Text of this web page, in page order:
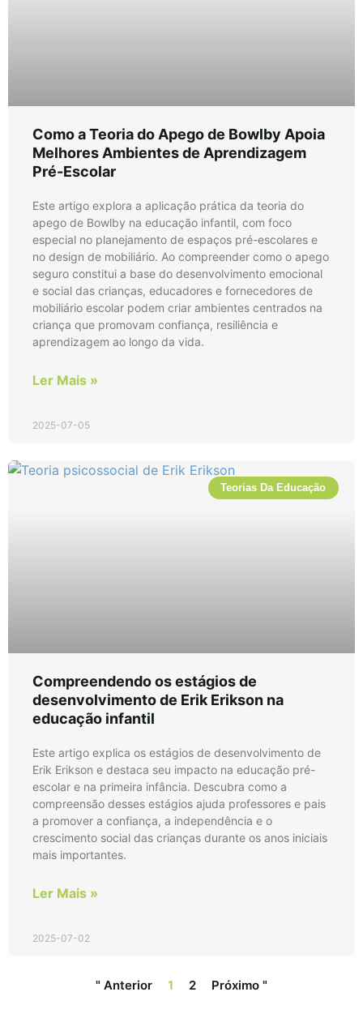
Como a Teoria do Apego de Bowlby Apoia
Melhores Ambientes de Aprendizagem
Pré-Escolar
Este artigo explora a aplicação prática da teoria do
apego de Bowlby na educação infantil, com foco
especial no planejamento de espaços pré-escolares e
no design de mobiliário. Ao compreender como o apego
seguro constitui a base do desenvolvimento emocional
e social das crianças, educadores e fornecedores de
mobiliário escolar podem criar ambientes centrados na
criança que promovam confiança, resiliência e
aprendizagem ao longo da vida.
Ler Mais »
2025-07-05
Teorias Da Educação
Compreendendo os estágios de
desenvolvimento de Erik Erikson na
educação infantil
Este artigo explica os estágios de desenvolvimento de
Erik Erikson e destaca seu impacto na educação pré-
escolar e na primeira infância. Descubra como a
compreensão desses estágios ajuda professores e pais
a promover a confiança, a independência e o
crescimento social das crianças durante os anos iniciais
mais importantes.
Ler Mais »
2025-07-02
" Anterior 1 2 Próximo "